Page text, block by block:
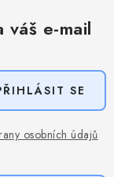
váš e-mail
osobních údajů
SE